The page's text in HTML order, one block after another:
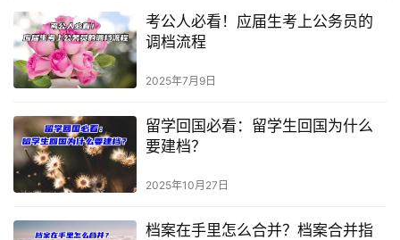
考公人必看！应届生考上公务员的
调档流程
2025年7月9日
留学回国必看：留学生回国为什么
要建档？
2025年10月27日
档案在手里怎么合并？档案合并指